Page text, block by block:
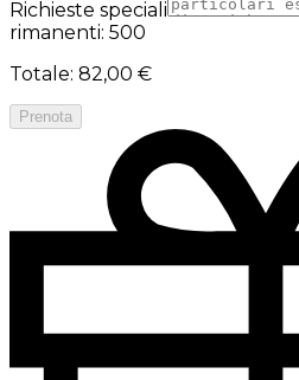
Richieste speciali
rimanenti: 500
Totale: 82,00 €
Prenota